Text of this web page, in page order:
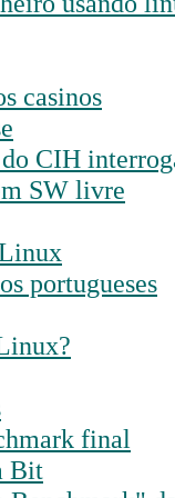
casinos
CIH
SW livre
portugueses
final
Bit